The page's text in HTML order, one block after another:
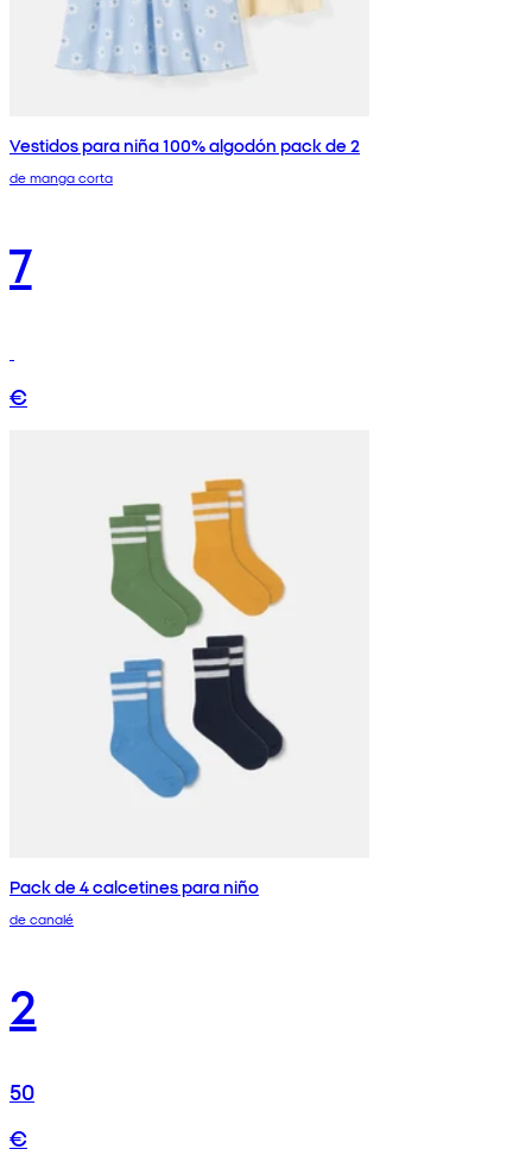
Vestidos para niña 100% algodón pack de 2
de manga corta
7
€
Pack de 4 calcetines para niño
de canalé
2
50
€